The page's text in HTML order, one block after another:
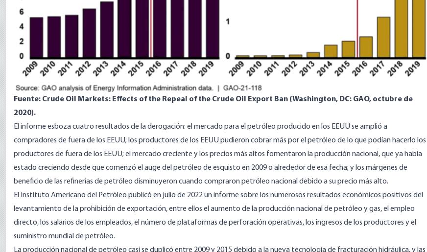
Fuente: Crude Oil Markets: Effects of the Repeal of the Crude Oil Export Ban (Washington, DC: GAO, octubre de
2020).
El informe esboza cuatro resultados de la derogación: el mercado para el petróleo producido en los EEUU se amplió a
compradores de fuera de los EEUU; los productores de los EEUU pudieron cobrar más por el petróleo de lo que podían hacerlo los
productores de fuera de los EEUU; el mercado creciente y los precios más altos fomentaron la producción nacional, que ya había
estado creciendo desde que comenzó el auge del petróleo de esquisto en 2009 o alrededor de esa fecha; y los márgenes de
beneficio de las refinerías de petróleo disminuyeron cuando compraron petróleo nacional debido a su precio más alto.
El Instituto Americano del Petróleo publicó en julio de 2022 uninforme sobre los numerosos resultados económicos positivos del
levantamiento de la prohibición de exportación, entre ellos el aumento de la producción nacional de petróleo y gas, el empleo
directo, los salarios de los empleados, el número de plataformas de perforación operativas, los ingresos de los productores y el
suministro mundial de petróleo.
La producciónnacional de petróleo casi se duplicó entre 2009 y 2015 debido a la nueva tecnología de fracturación hidráulica, y las